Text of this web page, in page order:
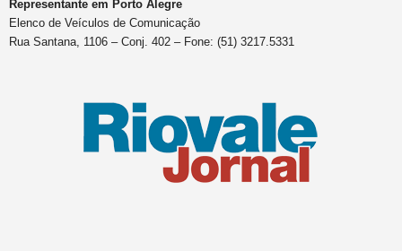
Representante em Porto Alegre
Elenco de Veículos de Comunicação
Rua Santana, 1106 – Conj. 402 – Fone: (51) 3217.5331